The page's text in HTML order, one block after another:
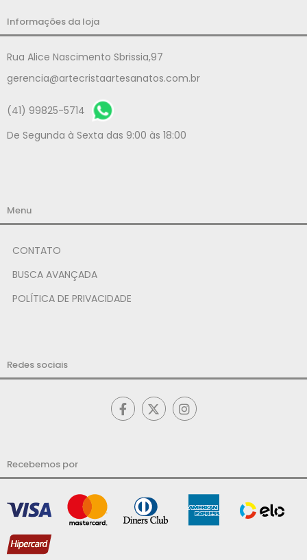
Informações da loja
Rua Alice Nascimento Sbrissia,97
gerencia@artecristaartesanatos.com.br
(41) 99825-5714
De Segunda à Sexta das 9:00 às 18:00
Menu
CONTATO
BUSCA AVANÇADA
POLÍTICA DE PRIVACIDADE
Redes sociais
Recebemos por